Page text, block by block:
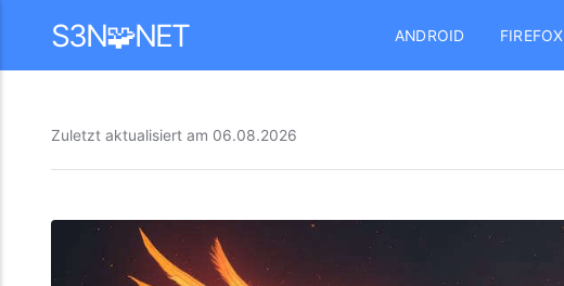
S3N🧩NET ANDROID FIREFOX
Zuletzt aktualisiert am 06.08.2026